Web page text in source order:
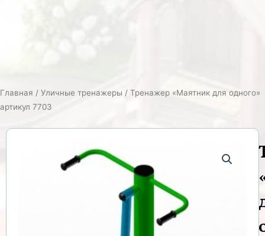
Главная / Уличные тренажеры / Тренажер «Маятник для одного»
артикул 7703